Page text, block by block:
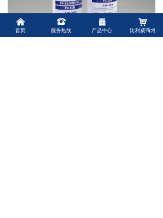
낀
首页
뀰
服务热线
끣
产品中心
낙
比利威商城